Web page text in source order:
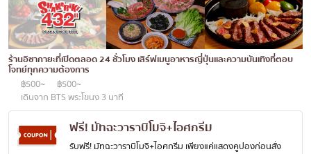
ของทอดเสียบไม้
หม้อไฟญี่ปุ่น
ของย่างเสียบไม้/เครื่องในย่าง
ร้านอาหารญี่ปุ่นแบบดั้งเดิม
ทาโกะยากิ
โอเด้ง/เมนูตุ๋นสไตล์ญี่ปุ่น
เซ็นทรัลเวิลด์
นนทบุรี
เชียงใหม่
ลาดพร้าว
สมุทรปราการ
ปทุมธานี
ร้านอิซากายะที่เปิดตลอด 24 ชั่วโมง เสิร์ฟเมนูอาหารญี่ปุ่นและความบันเทิงที่ตอบ
โจทย์ทุกความต้องการ
฿500~
฿500~
เดินจาก BTS พระโขนง 3 นาที
ฟรี! มัทฉะวาราบิโมจิ+ไอศกรีม
รับฟรี! มัทฉะวาราบิโมจิ+ไอศกรีม เพียงแค่แสดงคูปองก่อนสั่ง